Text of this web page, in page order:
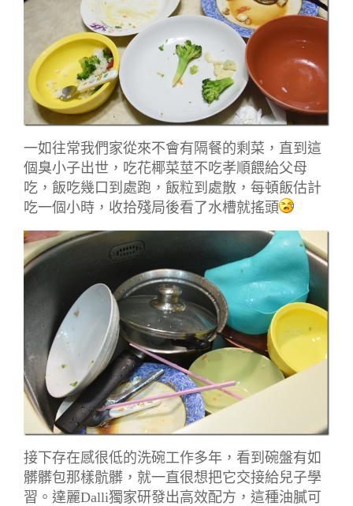
一如往常我們家從來不會有隔餐的剩菜，直到這
個臭小子出世，吃花椰菜莖不吃孝順餵給父母
吃，飯吃幾口到處跑，飯粒到處散，每頓飯估計
吃一個小時，收拾殘局後看了水槽就搖頭
接下存在感很低的洗碗工作多年，看到碗盤有如
髒髒包那樣骯髒，就一直很想把它交接給兒子學
習。達麗Dalli獨家研發出高效配方，這種油膩可